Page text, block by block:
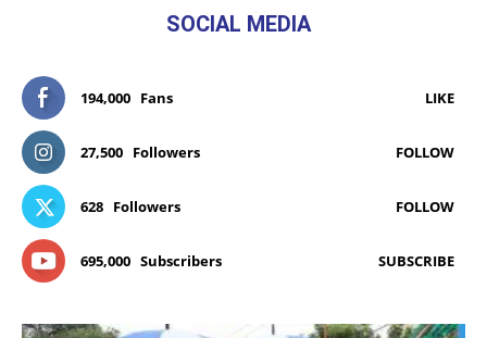
SOCIAL MEDIA
194,000 Fans LIKE
27,500 Followers FOLLOW
628 Followers FOLLOW
695,000 Subscribers SUBSCRIBE